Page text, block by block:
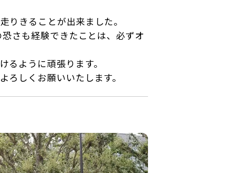
りきることが出来ました。
さも経験できたことは、必ずオ
るように頑張ります。
しくお願いいたします。